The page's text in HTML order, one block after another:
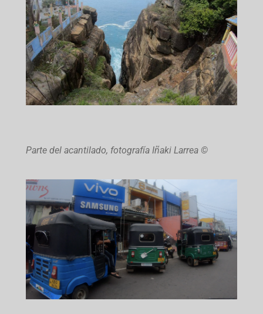
Parte del acantilado, fotografía Iñaki Larrea ©